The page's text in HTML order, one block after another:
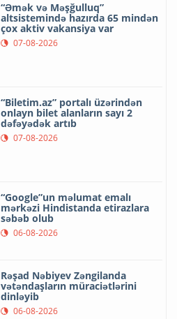
“Əmək və Məşğulluq”
altsistemində hazırda 65 mindən
çox aktiv vakansiya var
07-08-2026
“Biletim.az” portalı üzərindən
onlayn bilet alanların sayı 2
dəfəyədək artıb
07-08-2026
“Google”un məlumat emalı
mərkəzi Hindistanda etirazlara
səbəb olub
06-08-2026
Rəşad Nəbiyev Zəngilanda
vətəndaşların müraciətlərini
dinləyib
06-08-2026